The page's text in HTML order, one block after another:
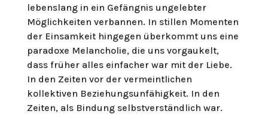
lebenslang in ein Gefängnis ungelebter
Möglichkeiten verbannen. In stillen Momenten
der Einsamkeit hingegen überkommt uns eine
paradoxe Melancholie, die uns vorgaukelt,
dass früher alles einfacher war mit der Liebe.
In den Zeiten vor der vermeintlichen
kollektiven Beziehungsunfähigkeit. In den
Zeiten, als Bindung selbstverständlich war.